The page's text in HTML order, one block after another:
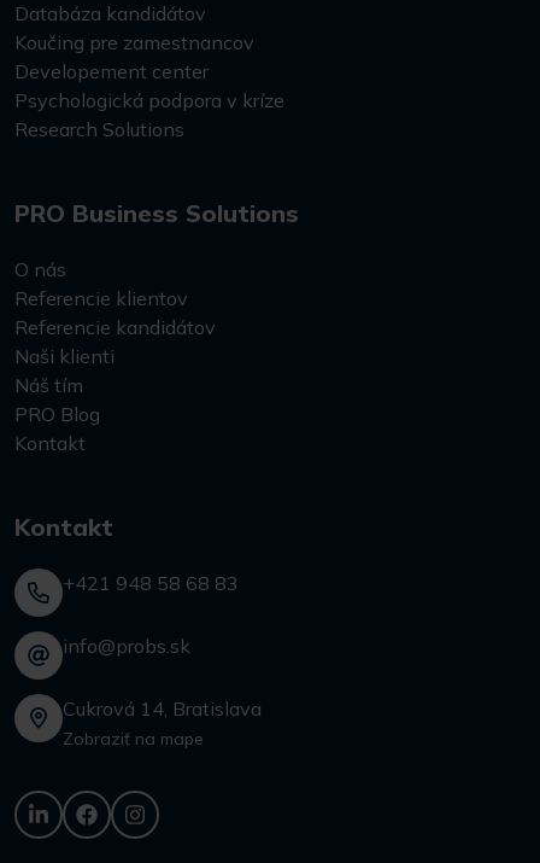
Databáza kandidátov
Koučing pre zamestnancov
Developement center
Psychologická podpora v kríze
Research Solutions
PRO Business Solutions
O nás
Referencie klientov
Referencie kandidátov
Naši klienti
Náš tím
PRO Blog
Kontakt
Kontakt
+421 948 58 68 83
info@probs.sk
Cukrová 14, Bratislava
Zobraziť na mape